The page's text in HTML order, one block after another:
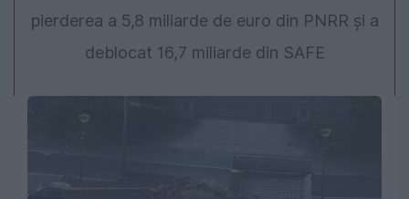
pierderea a 5,8 miliarde de euro din PNRR și a
deblocat 16,7 miliarde din SAFE